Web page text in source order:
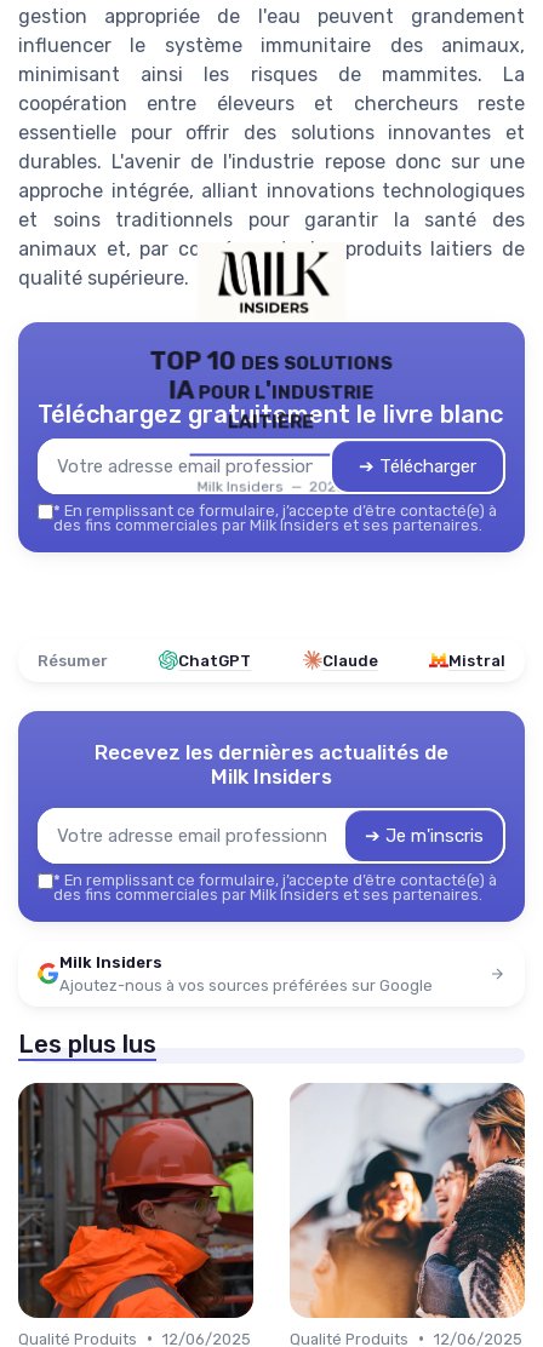
gestion appropriée de l'eau peuvent grandement
influencer le système immunitaire des animaux,
minimisant ainsi les risques de mammites. La
coopération entre éleveurs et chercheurs reste
essentielle pour offrir des solutions innovantes et
durables. L'avenir de l'industrie repose donc sur une
approche intégrée, alliant innovations technologiques
et soins traditionnels pour garantir la santé des
animaux et, par conséquent, des produits laitiers de
qualité supérieure.
TOP 10 des solutions
IA pour l'industrie
laitière
Milk Insiders — 2026
Téléchargez gratuitement le livre blanc
➔ Télécharger
* En remplissant ce formulaire, j’accepte d’être contacté(e) à
des fins commerciales par Milk Insiders et ses partenaires.
Résumer ChatGPT Claude Mistral
Recevez les dernières actualités de
Milk Insiders
➔ Je m'inscris
* En remplissant ce formulaire, j’accepte d’être contacté(e) à
des fins commerciales par Milk Insiders et ses partenaires.
Milk Insiders
Ajoutez-nous à vos sources préférées sur Google
Les plus lus
Qualité Produits • 12/06/2025 Qualité Produits • 12/06/2025